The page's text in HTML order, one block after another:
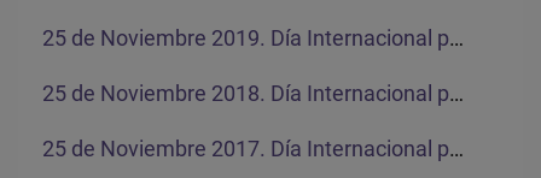
25 de Noviembre 2019. Día Internacional para la Eliminación de la Violencia contra la Mujer
25 de Noviembre 2018. Día Internacional para la Eliminación de la Violencia contra la Mujer
25 de Noviembre 2017. Día Internacional para la Eliminación de la Violencia contra la Mujer